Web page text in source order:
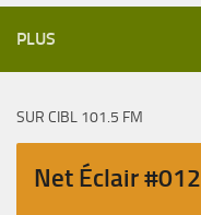
PLUS
SUR CIBL 101.5 FM
Net Éclair #012